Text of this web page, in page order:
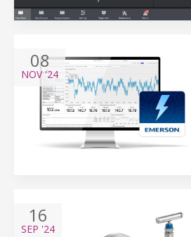
08
NOV'24
16
SEP '24